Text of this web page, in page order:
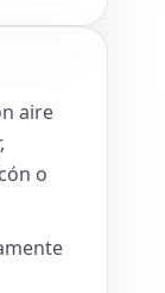
aire
o